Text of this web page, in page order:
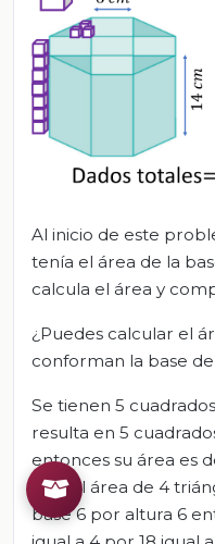
Al inicio de este
tenía el área de la
calcula el área y
¿Puedes calcular el
conforman la base
Se tienen 5
resulta en 5
entonces su área es
más el área de 4
base 6 por altura 6